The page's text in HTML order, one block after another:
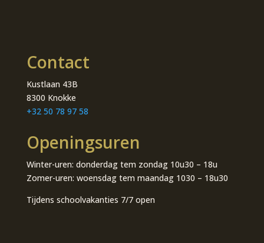
Contact
Kustlaan 43B
8300 Knokke
+32 50 78 97 58
Openingsuren
Winter-uren: donderdag tem zondag 10u30 – 18u
Zomer-uren: woensdag tem maandag 1030 – 18u30
Tijdens schoolvakanties 7/7 open